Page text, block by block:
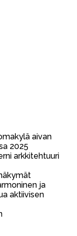
aivan
2025
arkkitehtuuri
ja
aktiivisen